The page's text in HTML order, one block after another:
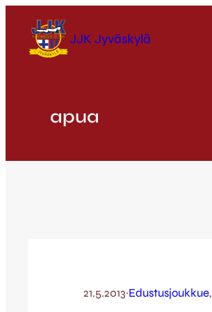
sisältöön
JJK Jyväskylä
apua
21.5.2013·Edustusjoukkue,